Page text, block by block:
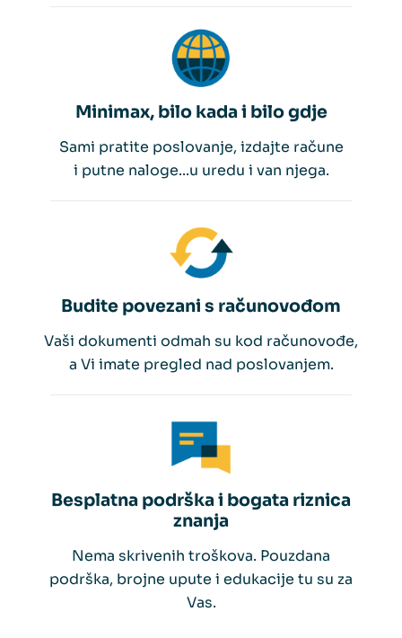
Minimax, bilo kada i bilo gdje
Sami pratite poslovanje, izdajte račune
i putne naloge...u uredu i van njega.
Budite povezani s računovođom
Vaši dokumenti odmah su kod računovođe,
a Vi imate pregled nad poslovanjem.
Besplatna podrška i bogata riznica
znanja
Nema skrivenih troškova. Pouzdana
podrška, brojne upute i edukacije tu su za
Vas.